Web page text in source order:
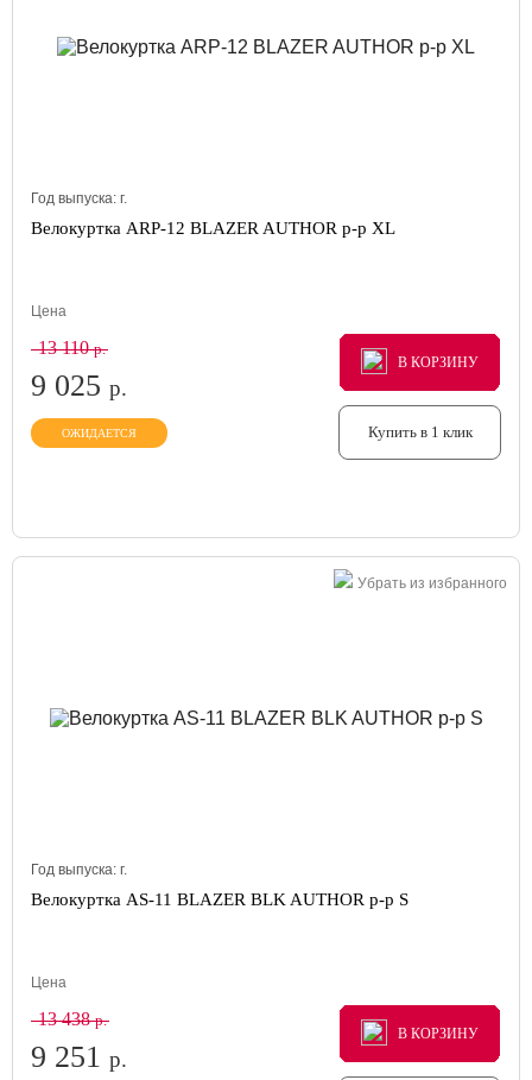
Год выпуска: г.
Велокуртка ARP-12 BLAZER AUTHOR р-р XL
Цена
13 110р.
9 025 р.
ОЖИДАЕТСЯ
В КОРЗИНУ
В КОРЗИНУ
В КОРЗИНУ
Купить в 1 клик
Убрать из избранного
Год выпуска: г.
Велокуртка AS-11 BLAZER BLK AUTHOR р-р S
Цена
13 438р.
9 251 р.
В КОРЗИНУ
В КОРЗИНУ
В КОРЗИНУ